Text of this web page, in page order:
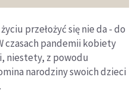
przełożyć się nie da - do
czasach pandemii kobiety
niestety, z powodu
narodziny swoich dzieci